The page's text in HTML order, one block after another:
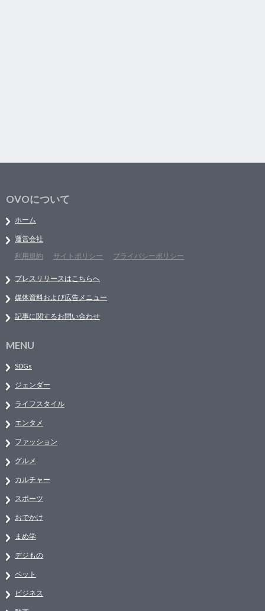
OVOについて
ホーム
運営会社
利用規約
サイトポリシー プライバシーポリシー
プレスリリースはこちらへ
媒体資料および広告メニュー
記事に関するお問い合わせ
MENU
SDGs
ジェンダー
ライフスタイル
エンタメ
ファッション
グルメ
カルチャー
スポーツ
おでかけ
まめ学
デジもの
ペット
ビジネス